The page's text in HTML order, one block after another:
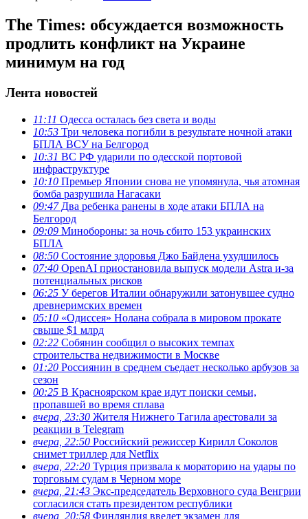
The Times: обсуждается возможность
продлить конфликт на Украине
минимум на год
Лента новостей
11:11 Одесса осталась без света и воды
10:53 Три человека погибли в результате ночной атаки
БПЛА ВСУ на Белгород
10:31 ВС РФ ударили по одесской портовой
инфраструктуре
10:10 Премьер Японии снова не упомянула, чья атомная
бомба разрушила Нагасаки
09:47Два ребенка ранены в ходе атаки БПЛА на
Белгород
09:09 Минобороны: за ночь сбито 153 украинских
БПЛА
08:50 Состояние здоровья Джо Байдена ухудшилось
07:40 OpenAI приостановила выпуск модели Astra и-за
потенциальных рисков
06:25 У берегов Италии обнаружили затонувшее судно
древнеримских времен
05:10 «Одиссея» Нолана собрала в мировом прокате
свыше $1 млрд
02:22 Собянин сообщил о высоких темпах
строительства недвижимости в Москве
01:20 Россиянин в среднем съедает несколько арбузов за
сезон
00:25 В Красноярском крае идут поиски семьи,
пропавшей во время сплава
вчера, 23:30 Жителя Нижнего Тагила арестовали за
реакции в Теlegram
вчера, 22:50 Российский режиссер Кирилл Соколов
снимет триллер для Netflix
вчера, 22:20 Турция призвала к мораторию на удары по
торговым судам в Черном море
вчера, 21:43 Экс-председатель Верховного суда Венгрии
согласился стать президентом республики
вчера, 20:58 Финляндия введет экзамен для